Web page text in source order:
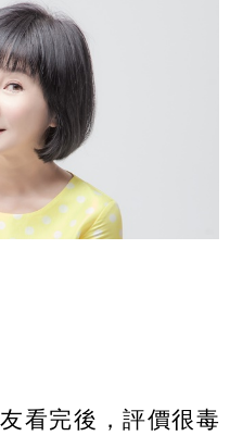
看完後，評價很毒